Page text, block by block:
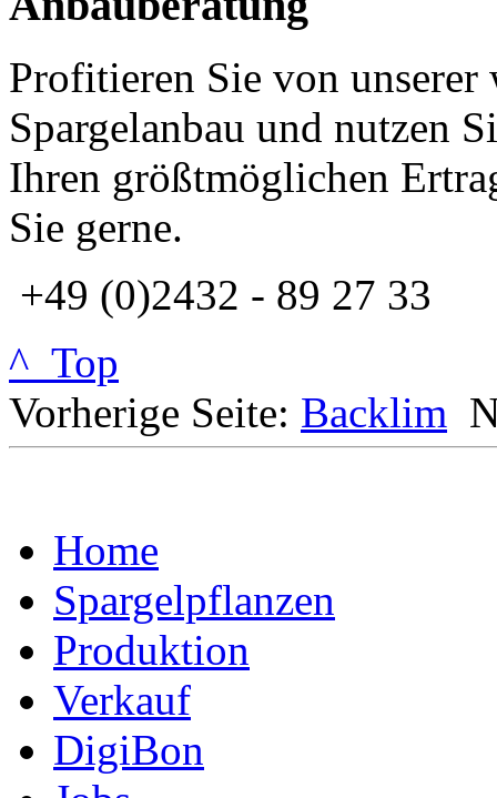
Profitieren Sie von
Spargelanbau und nutzen
Ihren größtmöglichen
Sie gerne.
+49 (0)2432 - 89 27 33
^ Top
Vorherige Seite: Backlim
Home
Spargelpflanzen
Produktion
Verkauf
DigiBon